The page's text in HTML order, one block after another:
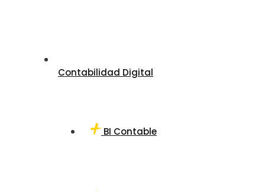
Contabilidad Digital
BI Contable